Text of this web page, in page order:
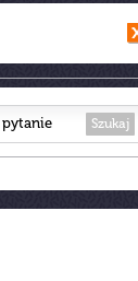
Szukaj